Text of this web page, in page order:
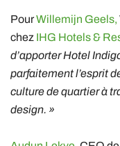
PourWillemijn Geels,
chez IHG Hotels &
d’apporter Hotel
parfaitement l’esprit
culture de quartier à
design. »